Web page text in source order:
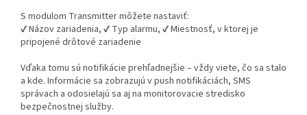
S modulom Transmitter môžete nastaviť:
✔ Názov zariadenia, ✔ Typ alarmu, ✔ Miestnosť, v ktorej je
pripojené drôtové zariadenie
Vďaka tomu sú notifikácie prehľadnejšie – vždy viete, čo sa stalo
a kde. Informácie sa zobrazujú v push notifikáciách, SMS
správach a odosielajú sa aj na monitorovacie stredisko
bezpečnostnej služby.